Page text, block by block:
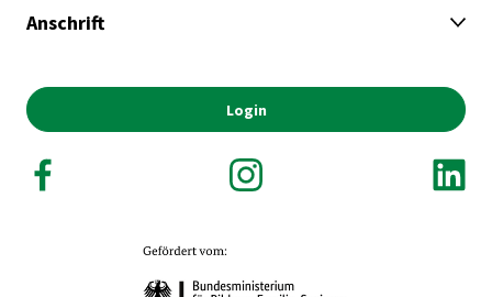
Anschrift
Login